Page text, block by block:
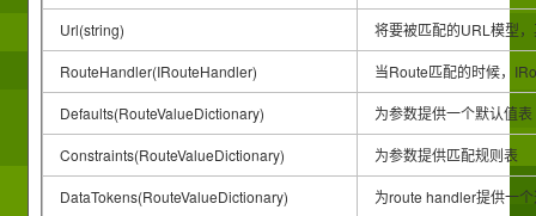
Url(string) 将要被匹配的URL模型
RouteHandler(IRouteHandler) 当Route匹配的时候，
Defaults(RouteValueDictionary) 为参数提供一个默认值表
Constraints(RouteValueDictionary) 为参数提供匹配规则表
DataTokens(RouteValueDictionary) 为route handler提供一